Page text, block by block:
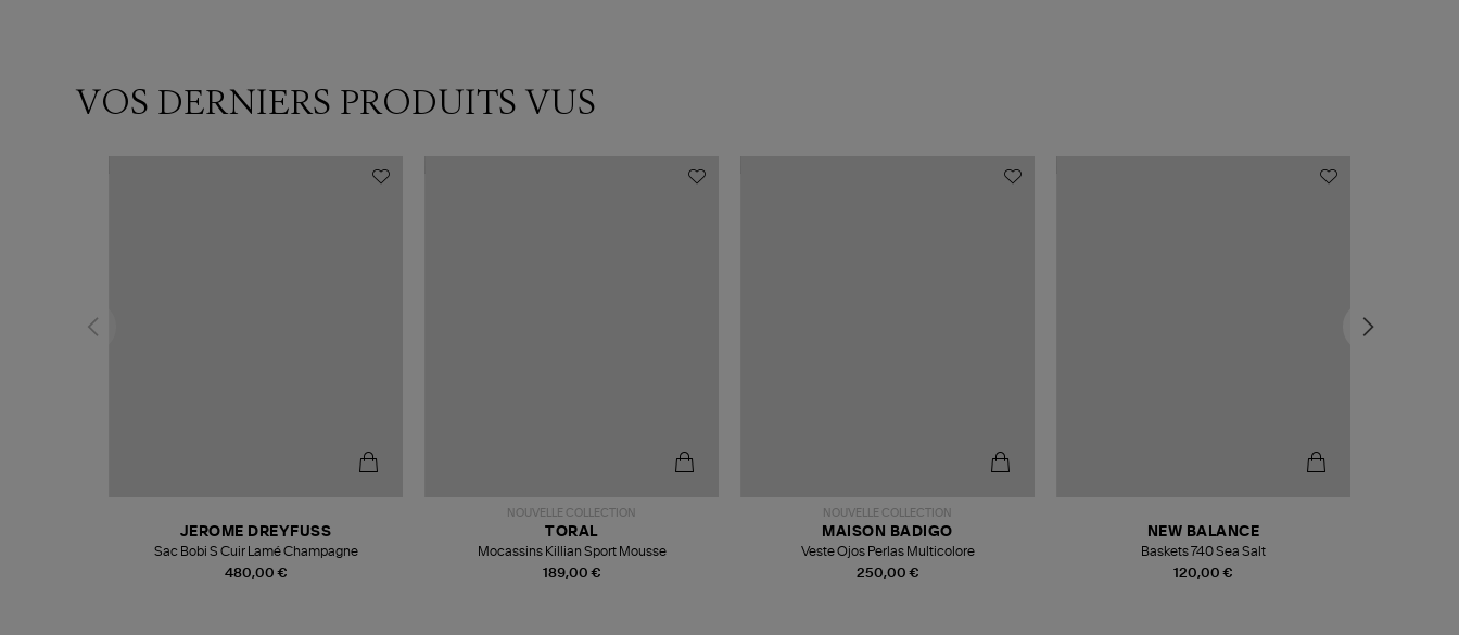
VOS DERNIERS PRODUITS VUS
480,00 €
JEROME DREYFUSS
Sac Bobi S Cuir Lamé Champagne
NOUVELLE COLLECTION
189,00 €
TORAL
Mocassins Killian Sport Mousse
NOUVELLE COLLECTION
250,00 €
MAISON BADIGO
Veste Ojos Perlas Multicolore
120,00 €
NEW BALANCE
Baskets 740 Sea Salt